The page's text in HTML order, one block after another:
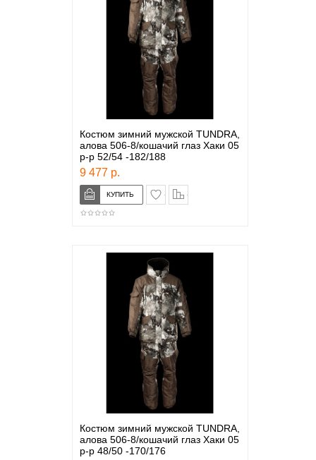
Костюм зимний мужской TUNDRA,
алова 506-8/кошачий глаз Хаки 05
р-р 52/54 -182/188
9 477 р.
в закладки
Костюм зимний мужской TUNDRA,
алова 506-8/кошачий глаз Хаки 05
р-р 48/50 -170/176